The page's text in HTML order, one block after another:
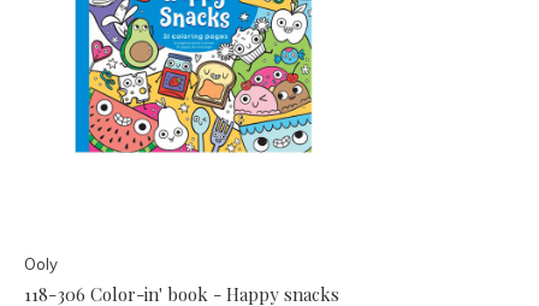
Ooly
118-306 Color-in' book - Happy snacks